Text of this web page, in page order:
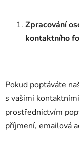
Zpracování
kontaktního
Pokud poptáváte
s vašimi
prostřednictvím
příjmení, emailová